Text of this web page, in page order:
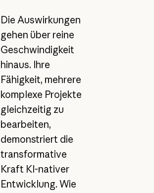
Die Auswirkungen
gehen über reine
Geschwindigkeit
hinaus. Ihre
Fähigkeit, mehrere
komplexe Projekte
gleichzeitig zu
bearbeiten,
demonstriert die
transformative
Kraft KI-nativer
Entwicklung. Wie